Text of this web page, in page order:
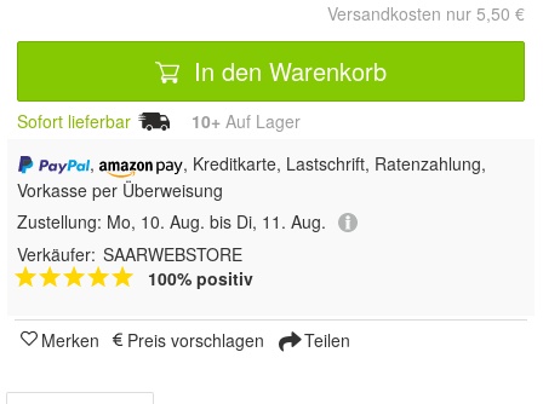
Versandkosten nur 5,50 €
In den Warenkorb
Sofort lieferbar 10+ Auf Lager
,
, Kreditkarte, Lastschrift, Ratenzahlung,
Vorkasse per Überweisung
Zustellung: Mo, 10. Aug. bis Di, 11. Aug.
Verkäufer: SAARWEBSTORE
100% positiv
Merken Preis vorschlagen Teilen